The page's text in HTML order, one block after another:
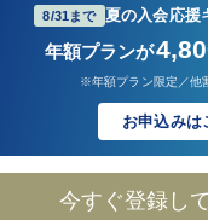
8/31まで 夏の入会応援
年額プランが
※年額プラン限定／他
お申込みは
今すぐ登録し